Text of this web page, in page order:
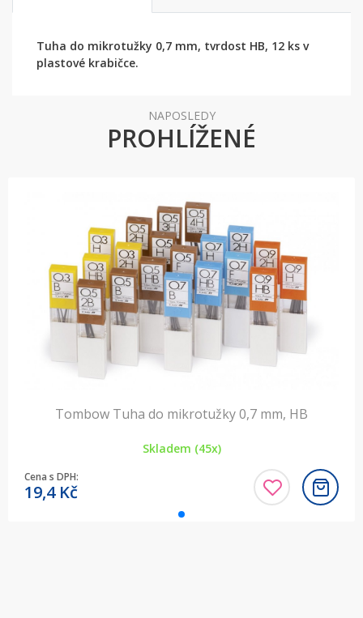
Tuha do mikrotužky 0,7 mm, tvrdost HB, 12 ks v
plastové krabičce.
NAPOSLEDY
PROHLÍŽENÉ
Tombow Tuha do mikrotužky 0,7 mm, HB
Skladem (45x)
Cena s DPH:
19,4 Kč